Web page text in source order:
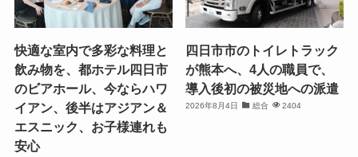
快適な室内で多彩な料理と
飲み物を、都ホテル四日市
のビアホール、今ならハワ
イアン、後半はアジアン＆
エスニック、お子様連れも
安心
四日市市のトイレトラック
が熊本へ、4人の職員で、
導入後初の被災地への派遣
2026年8月4日 総合 2404